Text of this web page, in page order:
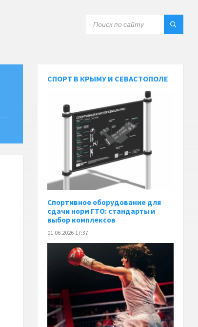
СПОРТ В КРЫМУ И СЕВАСТОПОЛЕ
Спортивное оборудование для
сдачи норм ГТО: стандарты и
выбор комплексов
01.06.2026 17:37